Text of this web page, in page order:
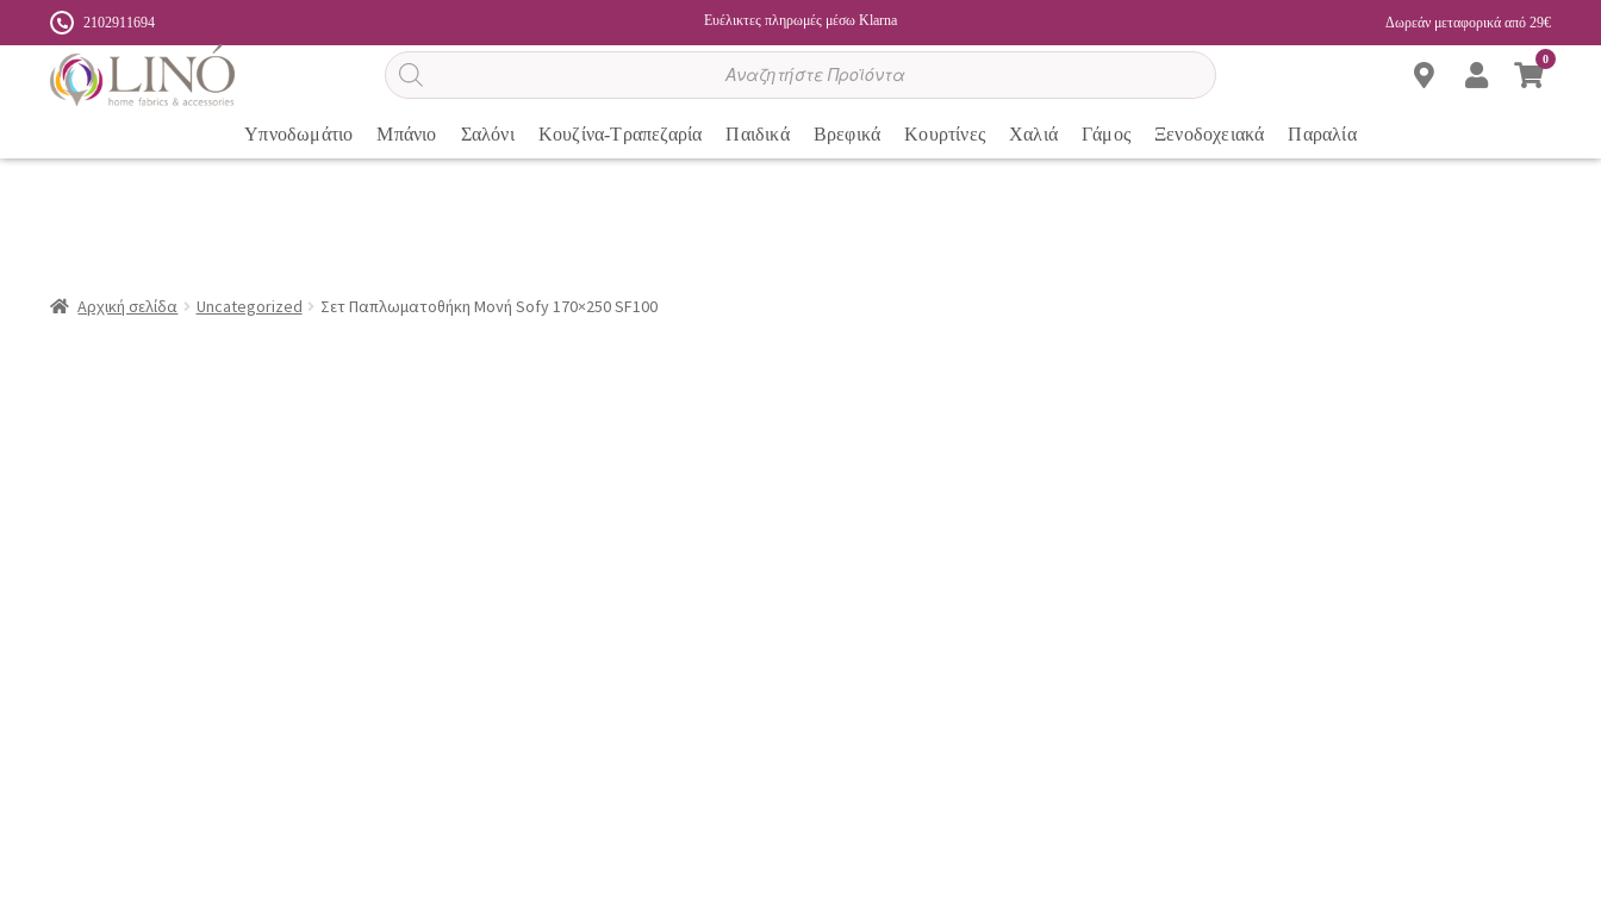
2102911694 Ευέλικτες πληρωμές μέσω Klarna Δωρεάν μεταφορικά από 29€
Αναζήτηση
προϊόντων
0
Υπνοδωμάτιο Μπάνιο Σαλόνι Κουζίνα-Τραπεζαρία Παιδικά Βρεφικά Κουρτίνες Χαλιά Γάμος Ξενοδοχειακά Παραλία
Αρχική σελίδα Uncategorized Σετ Παπλωματοθήκη Μονή Sofy 170×250 SF100